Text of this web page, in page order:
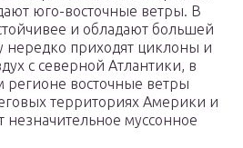
юго-восточные ветры. В
и обладают большей
нередко приходят циклоны и
с северной Атлантики, в
регионе восточные ветры
территориях Америки и
незначительное муссонное